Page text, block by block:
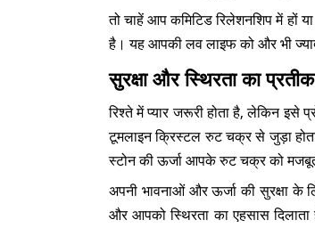
तो चाहें आप कमिटिड रिलेशनशिप में हों
है। यह आपकी लव लाइफ को और भी
सुरक्षा और स्थिरता का
रिश्ते में प्यार जरूरी होता है, लेकिन
टूमलाइन क्रिस्टल रुट चक्र से जुड़ा
स्टोन की ऊर्जा आपके रुट चक्र को
अपनी भावनाओं और ऊर्जा की सुरक्षा के
और आपको स्थिरता का एहसास